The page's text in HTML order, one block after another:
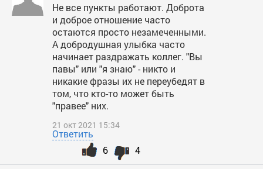
Не все пункты работают. Доброта
и доброе отношение часто
остаются просто незамеченными.
А добродушная улыбка часто
начинает раздражать коллег. "Вы
павы" или "я знаю" - никто и
никакие фразы их не переубедят в
том, что кто-то может быть
"правее" них.
21 окт 2021 15:34
Ответить
4
6